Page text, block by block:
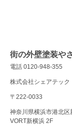
街の外壁塗装や
電話 0120-948-355
株式会社シェアテック
〒222-0033
神奈川県横浜市港北区
VORT新横浜 2F